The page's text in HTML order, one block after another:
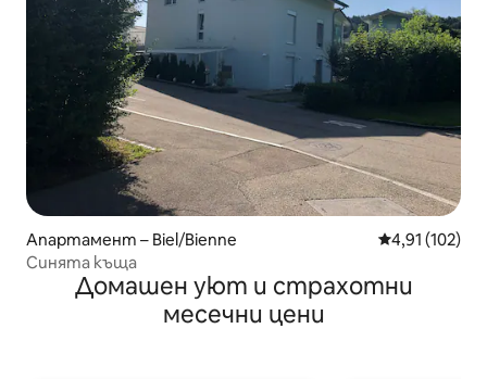
Апартамент – Biel/Bienne Средна
4,91 (102)
Синята къща
Домашен уют и страхотни
месечни цени